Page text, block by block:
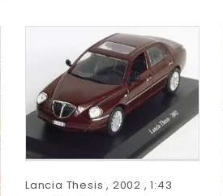
Lancia Thesis , 2002 , 1:43